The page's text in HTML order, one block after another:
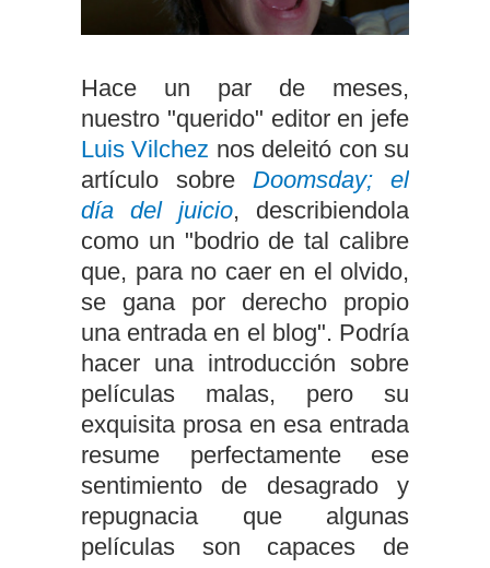
Hace un par de meses,
nuestro "querido" editor en jefe
Luis Vilchez nos deleitó con su
artículo sobre Doomsday; el
día del juicio, describiendola
como un "bodrio de tal calibre
que, para no caer en el olvido,
se gana por derecho propio
una entrada en el blog". Podría
hacer una introducción sobre
películas malas, pero su
exquisita prosa en esa entrada
resume perfectamente ese
sentimiento de desagrado y
repugnacia que algunas
películas son capaces de